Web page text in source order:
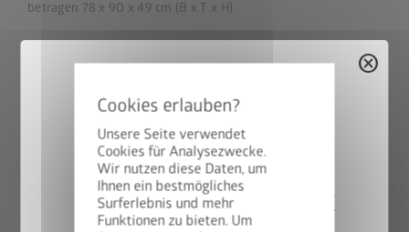
Unsere Seite verwendet
Cookies für Analysezwecke.
Wir nutzen diese Daten, um
Ihnen ein bestmögliches
Surferlebnis und mehr
Funktionen zu bieten. Um
betragen 78 x 90 x 49 cm (B x T x H).
Ist die Biohort Charly Robotergarage
wetterfest und wie wird der Roboter
darin geschützt?
Dank des feuerverzinkten, polyamid-einbrennlackierten
Stahlblech ist die Biohort Robotergarage Charly wetterfest
cancel
50% auf den BikeLift